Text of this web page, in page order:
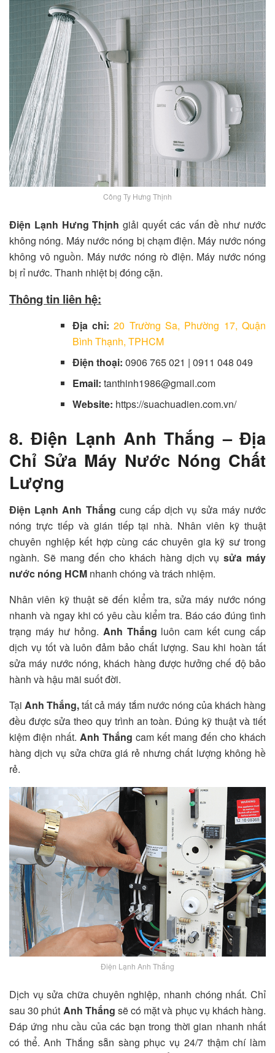
Công Ty Hưng Thịnh
Điện Lạnh Hưng Thịnhgiải quyết các vấn đề như nước
không nóng. Máy nước nóng bị chạm điện. Máy nước nóng
không vô nguồn. Máy nước nóng rò điện. Máy nước nóng
bị rỉ nước. Thanh nhiệt bị đóng cặn.
Thông tin liên hệ:
Địa chỉ: 20 Trường Sa, Phường 17, Quận
Bình Thạnh, TPHCM
Điện thoại: 0906 765 021 | 0911 048 049
Email: tanthinh1986@gmail.com
Website: https://suachuadien.com.vn/
8. Điện Lạnh Anh Thắng – Địa
Chỉ Sửa Máy Nước Nóng Chất
Lượng
Điện Lạnh Anh Thắng cung cấp dịch vụ sửa máy nước
nóng trực tiếp và gián tiếp tại nhà. Nhân viên kỹ thuật
chuyên nghiệp kết hợp cùng các chuyên gia kỹ sư trong
ngành. Sẽ mang đến cho khách hàng dịch vụsửa máy
nước nóng HCM nhanh chóng và trách nhiệm.
Nhân viên kỹ thuật sẽ đến kiểm tra, sửa máy nước nóng
nhanh và ngay khi có yêu cầu kiểm tra. Báo cáo đúng tình
trạng máy hư hỏng. Anh Thắng luôn cam kết cung cấp
dịch vụ tốt và luôn đảm bảo chất lượng. Sau khi hoàn tất
sửa máy nước nóng, khách hàng được hưởng chế độ bảo
hành và hậu mãi suốt đời.
TạiAnh Thắng,tất cả máy tắm nước nóng của khách hàng
đều được sửa theo quy trình an toàn. Đúng kỹ thuật và tiết
kiệm điện nhất. Anh Thắng cam kết mang đến cho khách
hàng dịch vụ sửa chữa giá rẻ nhưng chất lượng không hề
rẻ.
Điện Lạnh Anh Thắng
Dịch vụ sửa chữa chuyên nghiệp, nhanh chóng nhất. Chỉ
sau 30 phút Anh Thắng sẽ có mặt và phục vụ khách hàng.
Đáp ứng nhu cầu của các bạn trong thời gian nhanh nhất
có thể.Anh Thắng sẵn sàng phục vụ 24/7 thậm chí làm